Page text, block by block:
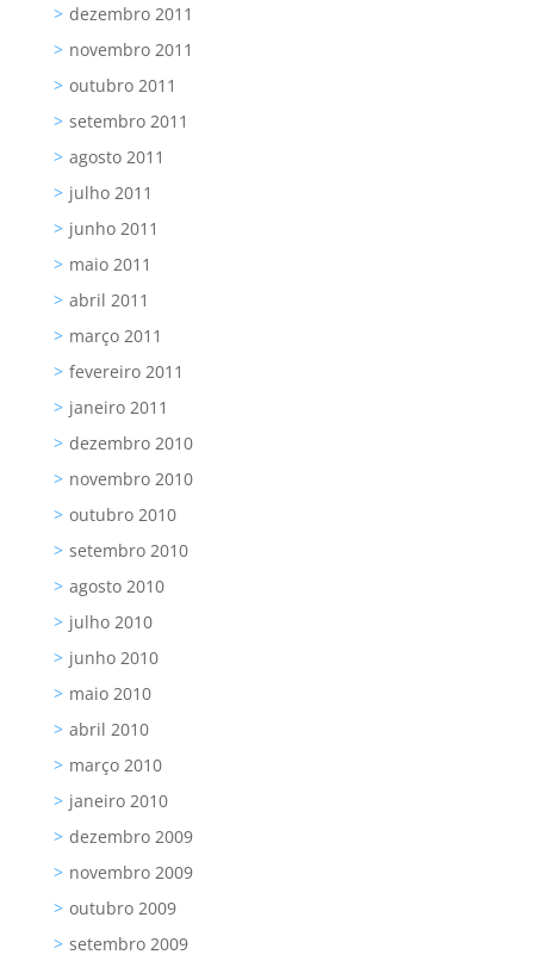
dezembro 2011
novembro 2011
outubro 2011
setembro 2011
agosto 2011
julho 2011
junho 2011
maio 2011
abril 2011
março 2011
fevereiro 2011
janeiro 2011
dezembro 2010
novembro 2010
outubro 2010
setembro 2010
agosto 2010
julho 2010
junho 2010
maio 2010
abril 2010
março 2010
janeiro 2010
dezembro 2009
novembro 2009
outubro 2009
setembro 2009